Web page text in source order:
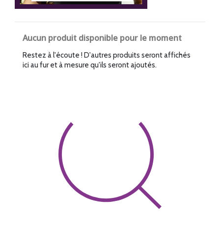
Aucun produit disponible pour le moment
Restez à l'écoute ! D'autres produits seront affichés
ici au fur et à mesure qu'ils seront ajoutés.